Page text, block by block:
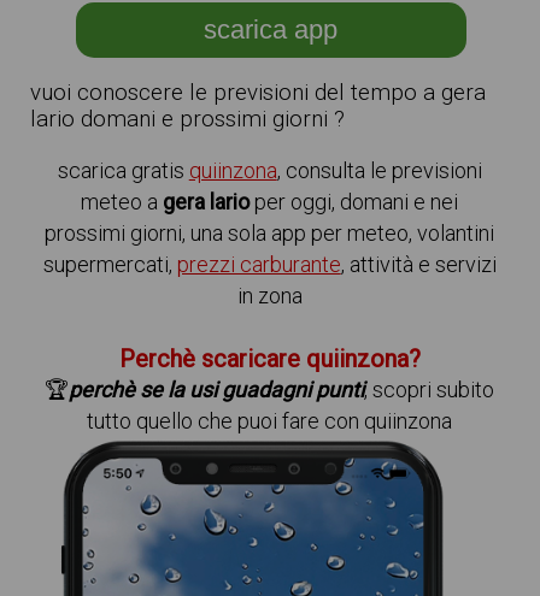
scarica app
vuoi conoscere le previsioni del tempo a gera
lario domani e prossimi giorni ?
scarica gratis quiinzona, consulta le previsioni
meteo a gera larioper oggi, domani e nei
prossimi giorni, una sola app per meteo, volantini
supermercati, prezzi carburante, attività e servizi
in zona
Perchè scaricare quiinzona?
🏆perchè se la usi guadagni punti, scopri subito
tutto quello che puoi fare con quiinzona